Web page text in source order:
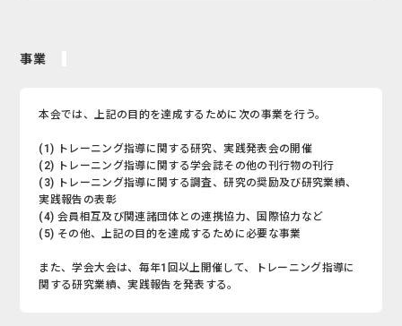
事業
本会では、上記の目的を達成するために次の事業を行う。
(1) トレーニング指導に関する研究、実践発表会の開催
(2) トレーニング指導に関する学会誌その他の刊行物の刊行
(3) トレーニング指導に関する調査、研究の奨励及び研究業績、
実践報告の表彰
(4) 会員相互及び関連諸団体との連携協力、国際協力など
(5) その他、上記の目的を達成するために必要な事業
また、学会大会は、毎年1回以上開催して、トレーニング指導に
関する研究業績、実践報告を発表する。